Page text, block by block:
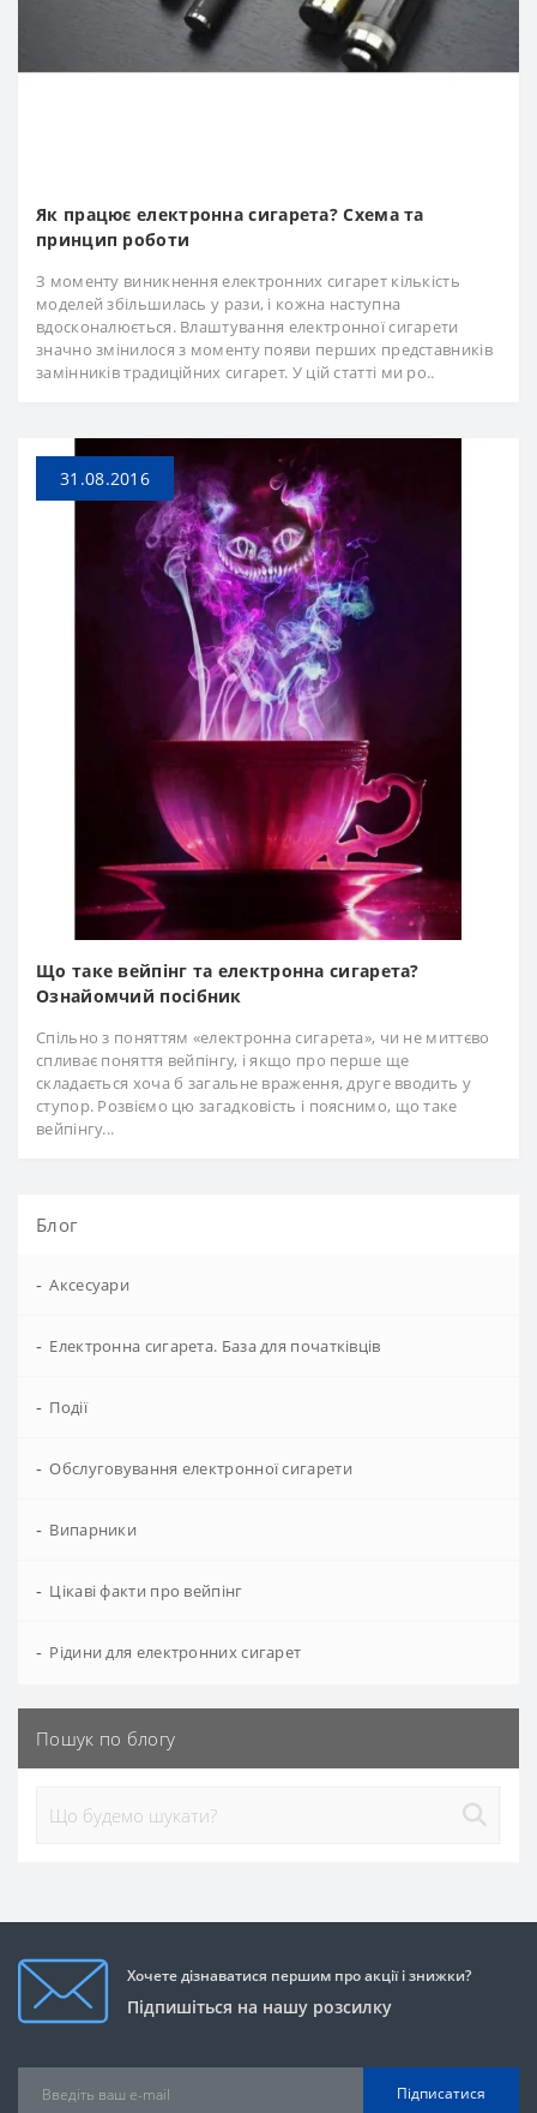
Як працює електронна сигарета? Схема та
принцип роботи
З моменту виникнення електронних сигарет кількість
моделей збільшилась у рази, і кожна наступна
вдосконалюється. Влаштування електронної сигарети
значно змінилося з моменту появи перших представників
замінників традиційних сигарет. У цій статті ми ро..
31.08.2016
Що таке вейпінг та електронна сигарета?
Ознайомчий посібник
Спільно з поняттям «електронна сигарета», чи не миттєво
спливає поняття вейпінгу, і якщо про перше ще
складається хоча б загальне враження, друге вводить у
ступор. Розвіємо цю загадковість і пояснимо, що таке
вейпінгу...
Блог
- Аксесуари
- Електронна сигарета. База для початківців
- Події
- Обслуговування електронної сигарети
- Випарники
- Цікаві факти про вейпінг
- Рідини для електронних сигарет
Пошук по блогу
Хочете дізнаватися першим про акції і знижки?
Підпишіться на нашу розсилку
Підписатися